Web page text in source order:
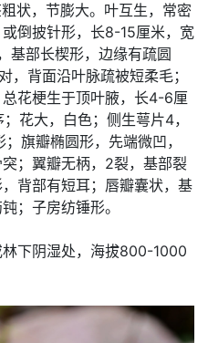
状，节膨大。叶互生，常密
倒披针形，长8-15厘米，宽
基部长楔形，边缘有疏圆
背面沿叶脉疏被短柔毛；
花梗生于顶叶腋，长4-6厘
花大，白色；侧生萼片4，
旗瓣椭圆形，先端微凹，
；翼瓣无柄，2裂，基部裂
背部有短耳；唇瓣囊状，基
；子房纺锤形。
下阴湿处，海拔800-1000